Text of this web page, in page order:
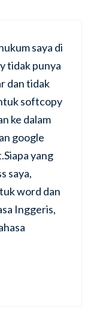
saya di
tidak punya
dan tidak
softcopy
ke dalam
google
yang
saya,
word dan
Inggeris,